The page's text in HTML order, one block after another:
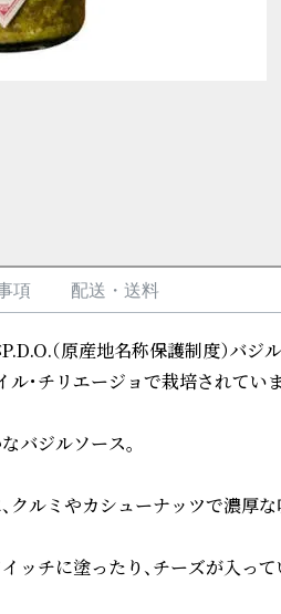
項 配送・送料
（原産地名称保護制度）バジ
・チリエージョで栽培されていま
バジルソース。
ルミやカシューナッツで濃厚な
ッチに塗ったり、チーズが入っ